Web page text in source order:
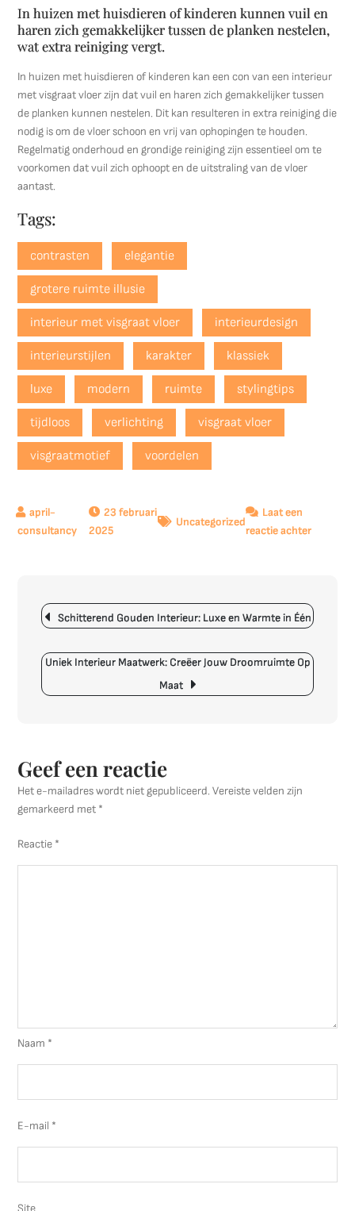
In huizen met huisdieren of kinderen kunnen vuil en
haren zich gemakkelijker tussen de planken nestelen,
wat extra reiniging vergt.
In huizen met huisdieren of kinderen kan een con van een interieur
met visgraat vloer zijn dat vuil en haren zich gemakkelijker tussen
de planken kunnen nestelen. Dit kan resulteren in extra reiniging die
nodig is om de vloer schoon en vrij van ophopingen te houden.
Regelmatig onderhoud en grondige reiniging zijn essentieel om te
voorkomen dat vuil zich ophoopt en de uitstraling van de vloer
aantast.
Tags:
contrasten elegantie
grotere ruimte illusie
interieur met visgraat vloer interieurdesign
interieurstijlen karakter klassiek
luxe modern ruimte stylingtips
tijdloos verlichting visgraat vloer
visgraatmotief voordelen
23 februari
2025
Uncategorized
Laat een
reactie achterop
Visgraat
Vloer
Berichtnavigatie
Schitterend Gouden Interieur: Luxe en Warmte in Één
Uniek Interieur Maatwerk: Creëer Jouw Droomruimte Op
Maat
Geef een reactie
Het e-mailadres wordt niet gepubliceerd. Vereiste velden zijn
gemarkeerd met *
Reactie *
Naam *
E-mail *
Site